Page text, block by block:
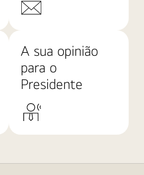
A sua opinião
para o
Presidente